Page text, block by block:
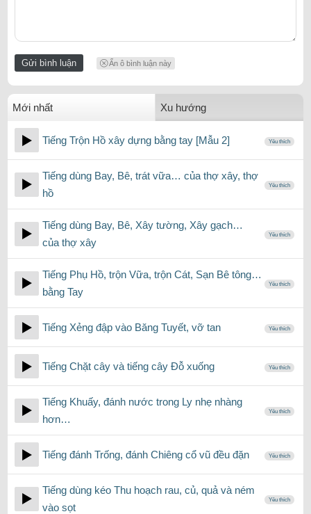
Ẩn ô bình luận này
Mới nhất Xu hướng
Tiếng Trộn Hồ xây dựng bằng tay [Mẫu 2] Yêu thích
Tiếng dùng Bay, Bê, trát vữa… của thợ xây, thợ
hồ
Yêu thích
Tiếng dùng Bay, Bê, Xây tường, Xây gạch…
của thợ xây
Yêu thích
Tiếng Phụ Hồ, trộn Vữa, trộn Cát, Sạn Bê tông…
bằng Tay
Yêu thích
Tiếng Xẻng đập vào Băng Tuyết, vỡ tan Yêu thích
Tiếng Chặt cây và tiếng cây Đỗ xuống Yêu thích
Tiếng Khuấy, đánh nước trong Ly nhẹ nhàng
hơn…
Yêu thích
Tiếng đánh Trống, đánh Chiêng cổ vũ đều đặn Yêu thích
Tiếng dùng kéo Thu hoạch rau, củ, quả và ném
vào sọt
Yêu thích